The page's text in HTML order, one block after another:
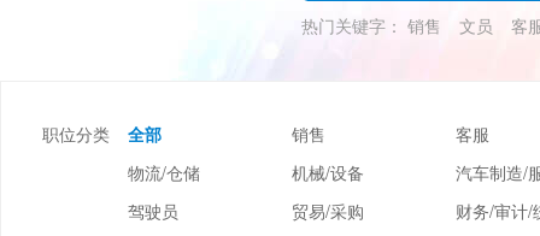
热门关键字： 销售 文员 客
职位分类 全部 销售
客服
物流/仓储
机械/设备
汽车制造/
驾驶员
贸易/采购
财务/审计/